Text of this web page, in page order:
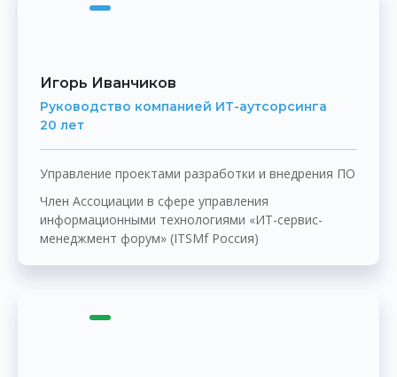
Игорь Иванчиков
Руководство компанией ИТ-аутсорсинга
20 лет
Управление проектами разработки и внедрения ПО
Член Ассоциации в сфере управления
информационными технологиями «ИТ-сервис-
менеджмент форум» (ITSMf Россия)